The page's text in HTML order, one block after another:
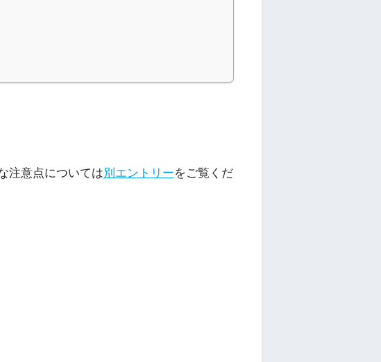
注意点については別 エントリーをご覧くだ